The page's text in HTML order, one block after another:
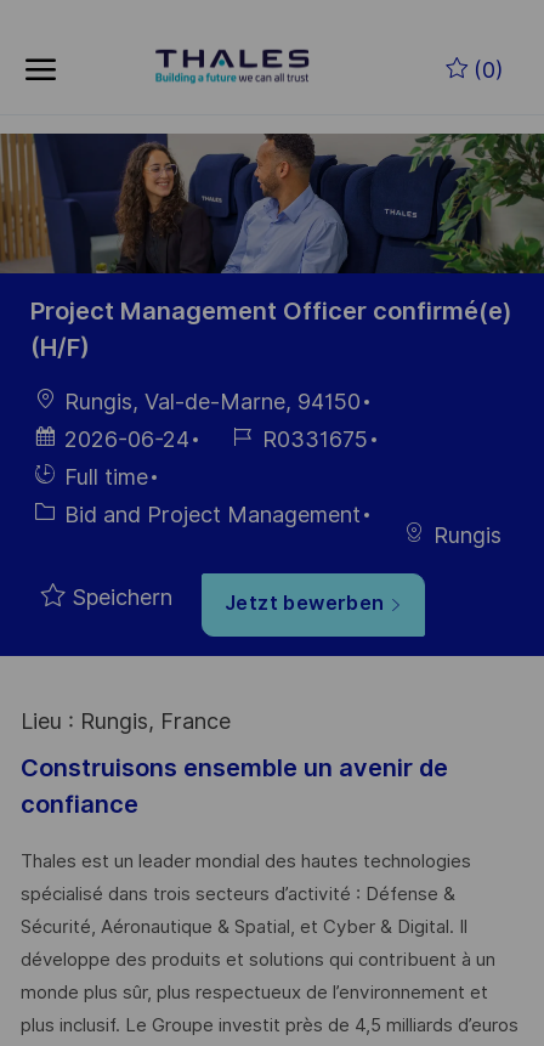
(0)
-
Project Management Officer confirmé(e)
(H/F)
Ort
Rungis, Val-de-Marne, 94150
Datum der
Veröffentlichung
2026-06-24
Job- R0331675
Einstellunngstyp
Full time
Kategorie
Bid and Project Management
Rungis
Speichern Jetzt bewerben
Lieu : Rungis, France
Construisons ensemble un avenir de
confiance
Thales est un leader mondial des hautes technologies
spécialisé dans trois secteurs d’activité : Défense &
Sécurité, Aéronautique & Spatial, et Cyber & Digital. Il
développe des produits et solutions qui contribuent à un
monde plus sûr, plus respectueux de l’environnement et
plus inclusif. Le Groupe investit près de 4,5 milliards d’euros